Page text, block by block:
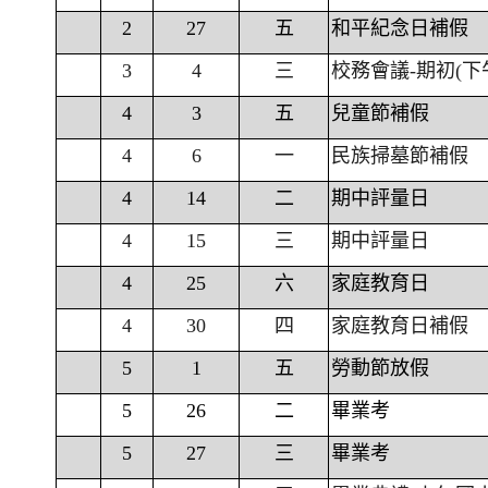
2 27 五
和平紀念日補假
3
4 三
校務會議-期初(下
4
3 五
兒童節補假
4
6 一
民族掃墓節補假
4
14 二
期中評量日
4
15 三
期中評量日
4
25 六
家庭教育日
4
30 四
家庭教育日補假
5
1 五
勞動節放假
5
26 二
畢業考
5
27 三
畢業考